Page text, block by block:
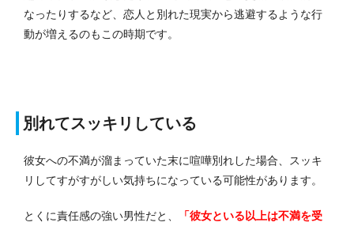
なったりするなど、恋人と別れた現実から逃避するような行
動が増えるのもこの時期です。
別れてスッキリしている
彼女への不満が溜まっていた末に喧嘩別れした場合、スッキ
リしてすがすがしい気持ちになっている可能性があります。
とくに責任感の強い男性だと、
「彼女といる以上は不満を受